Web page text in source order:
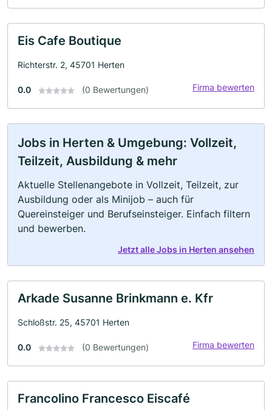
Eis Cafe Boutique
Richterstr. 2, 45701 Herten
0.0 (0 Bewertungen) Firma bewerten
Jobs in Herten & Umgebung: Vollzeit,
Teilzeit, Ausbildung & mehr
Aktuelle Stellenangebote in Vollzeit, Teilzeit, zur
Ausbildung oder als Minijob – auch für
Quereinsteiger und Berufseinsteiger. Einfach filtern
und bewerben.
Jetzt alle Jobs in Herten ansehen
Arkade Susanne Brinkmann e. Kfr
Schloßstr. 25, 45701 Herten
0.0 (0 Bewertungen) Firma bewerten
Francolino Francesco Eiscafé